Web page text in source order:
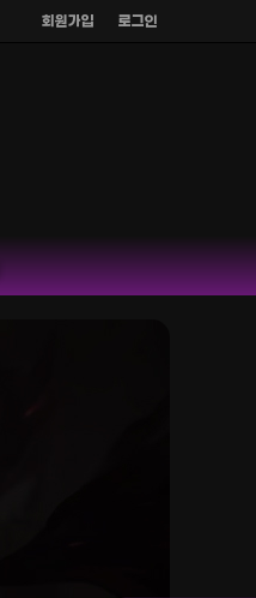
회원가입 로그인